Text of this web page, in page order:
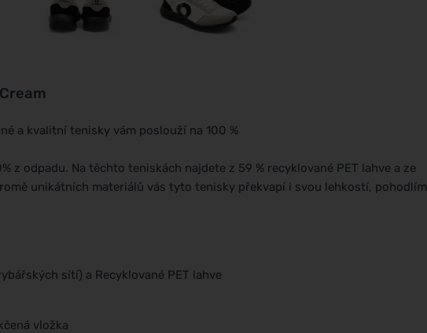
a kvalitní tenisky vám poslouží na 100 %
z odpadu. Na těchto teniskách najdete z 59 % recyklované PET lahve a ze
unikátních materiálů vás tyto tenisky překvapí i svou lehkostí, pohodlím
sítí) a Recyklované PET lahve
vložka